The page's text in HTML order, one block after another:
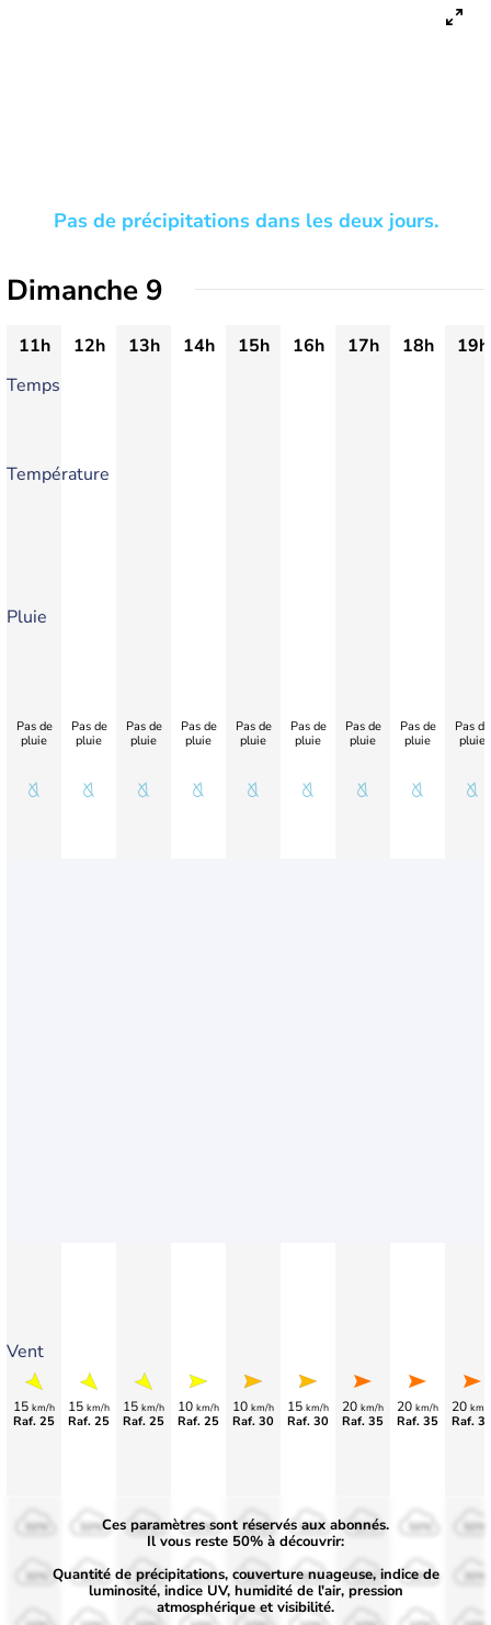
Pas de précipitations dans les deux jours.
Dimanche 9
11h 12h 13h 14h 15h 16h 17h 18h
19h
Temps
Température
Pluie
Vent
Pas de
pluie
15 km/h
Raf. 25
Pas de
pluie
15 km/h
Raf. 25
Pas de
pluie
15 km/h
Raf. 25
Pas de
pluie
10 km/h
Raf. 25
Pas de
pluie
10 km/h
Raf. 30
Pas de
pluie
15 km/h
Raf. 30
Pas de
pluie
20 km/h
Raf. 35
Pas de
pluie
20 km/h
Raf. 35
Pas de
pluie
20 km/
Raf.
50%
30%
50%
30%
50%
30%
50%
30%
50%
30%
50%
30%
50%
30%
Ces paramètres sont réservés aux abonnés.
Il vous reste 50% à découvrir:
Quantité de précipitations, couverture nuageuse, indice de
luminosité, indice UV, humidité de l'air, pression
atmosphérique et visibilité.